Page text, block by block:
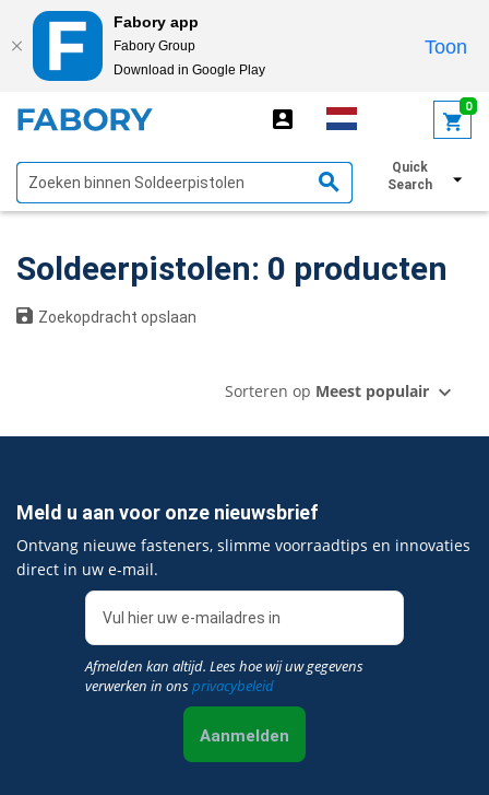
Fabory app
Fabory Group
Download in Google Play
Toon
0
Quick
Search
Toon filters
Soldeerpistolen: 0 producten
Zoekopdracht opslaan
Sorteren op Meest populair
Meld u aan voor onze nieuwsbrief
Ontvang nieuwe fasteners, slimme voorraadtips en innovaties
direct in uw e‑mail.
Afmelden kan altijd. Lees hoe wij uw gegevens
verwerken in onsprivacybeleid
Aanmelden